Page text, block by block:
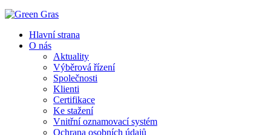
Hlavní strana
O nás
Aktuality
Výběrová řízení
Společnosti
Klienti
Certifikace
Ke stažení
Vnitřní oznamovací systém
Ochrana osobních údajů